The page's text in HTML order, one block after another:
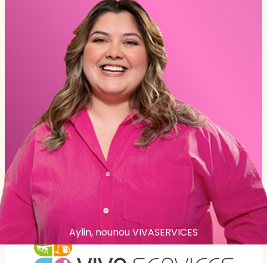
Aylin, nounou VIVASERVICES